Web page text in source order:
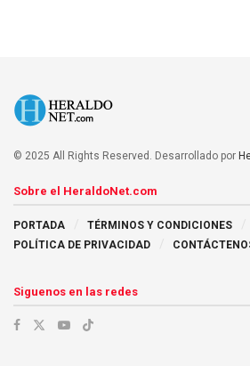
© 2025 All Rights Reserved. Desarrollado por
Sobre el HeraldoNet.com
PORTADA
TÉRMINOS Y CONDICIONES
POLÍTICA DE PRIVACIDAD
Siguenos en las redes